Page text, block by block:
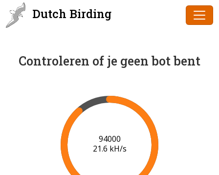
Dutch Birding
Controleren of je geen bot bent
96000
21.6 kH/s